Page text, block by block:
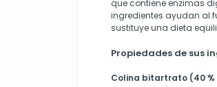
que contiene enzimas
ingredientes ayudan al
sustituye una dieta
Propiedades de sus
Colina bitartrato (40